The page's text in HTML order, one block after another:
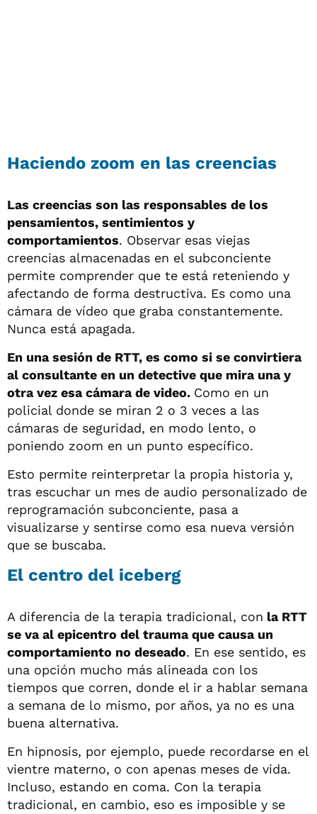
Haciendo zoom en las creencias
Las creencias son las responsables de los
pensamientos, sentimientos y
comportamientos. Observar esas viejas
creencias almacenadas en el subconciente
permite comprender que te está reteniendo y
afectando de forma destructiva. Es como una
cámara de vídeo que graba constantemente.
Nunca está apagada.
En una sesión de RTT, es como si se convirtiera
al consultante en un detective que mira una y
otra vez esa cámara de video. Como en un
policial donde se miran 2 o 3 veces a las
cámaras de seguridad, en modo lento, o
poniendo zoom en un punto específico.
Esto permite reinterpretar la propia historia y,
tras escuchar un mes de audio personalizado de
reprogramación subconciente, pasa a
visualizarse y sentirse como esa nueva versión
que se buscaba.
El centro del iceberg
A diferencia de la terapia tradicional, con la RTT
se va al epicentro del trauma que causa un
comportamiento no deseado. En ese sentido, es
una opción mucho más alineada con los
tiempos que corren, donde el ir a hablar semana
a semana de lo mismo, por años, ya no es una
buena alternativa.
En hipnosis, por ejemplo, puede recordarse en el
vientre materno, o con apenas meses de vida.
Incluso, estando en coma. Con la terapia
tradicional, en cambio, eso es imposible y se